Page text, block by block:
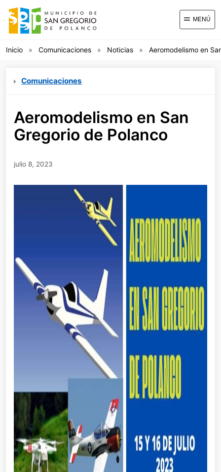
MENÚ
Inicio Comunicaciones Noticias Aeromodelismo en
Comunicaciones
Aeromodelismo en San
Gregorio de Polanco
julio 8, 2023